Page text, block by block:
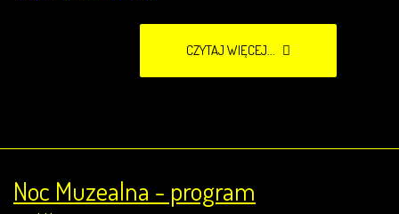
CZYTAJ WIĘCEJ...
Noc Muzealna - program